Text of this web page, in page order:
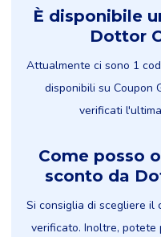
È disponibile
Dottor
Attualmente ci sono 1
disponibili su Coupon
verificati
Come posso
sconto da
Si consiglia di scegliere il
verificato. Inoltre,